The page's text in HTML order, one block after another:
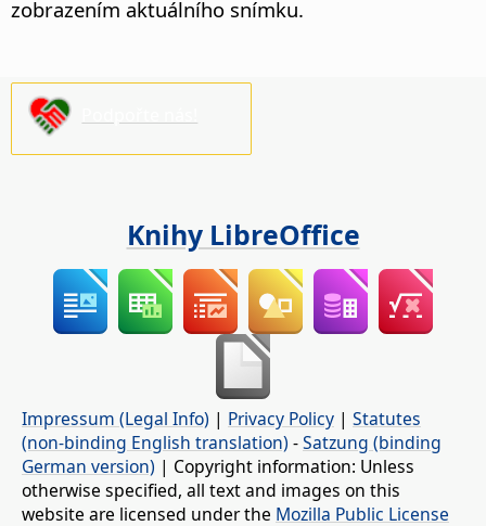
zobrazením aktuálního snímku.
Knihy LibreOffice
Impressum (Legal Info) | Privacy Policy | Statutes
(non-binding English translation) -Satzung (binding
German version) | Copyright information: Unless
otherwise specified, all text and images on this
website are licensed under the Mozilla Public License